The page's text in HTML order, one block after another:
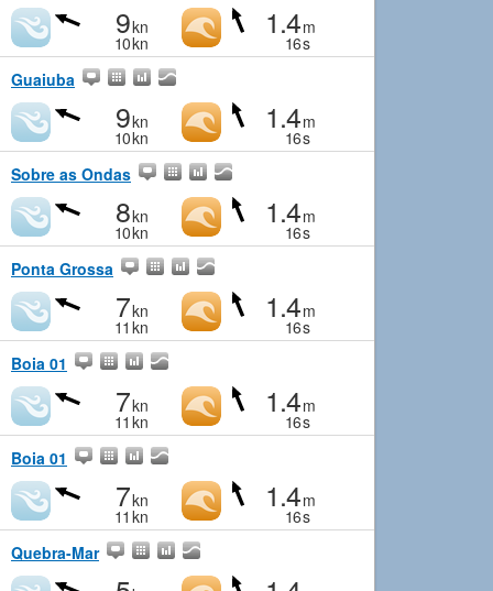
9kn
10kn
1.4m
16s
Guaiuba
9kn
10kn
1.4m
16s
Sobre as Ondas
8kn
10kn
1.4m
16s
Ponta Grossa
7kn
11 kn
1.4m
16s
Boia 01
7kn
11 kn
1.4m
16s
Boia 01
7kn
11 kn
1.4m
16s
Quebra-Mar